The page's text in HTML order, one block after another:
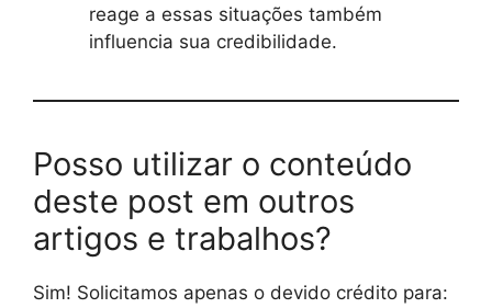
reage a essas situações também
influencia sua credibilidade.
Posso utilizar o conteúdo
deste post em outros
artigos e trabalhos?
Sim! Solicitamos apenas o devido crédito para: